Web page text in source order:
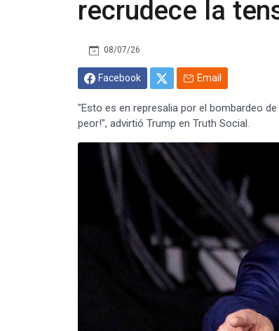
recrudece la
08/07/26
Facebook Email
"Esto es en represalia por el bombardeo
peor!", advirtió Trump en Truth Social.